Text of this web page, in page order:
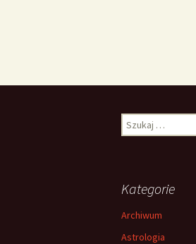
Szukaj:
Kategorie
Archiwum
Astrologia